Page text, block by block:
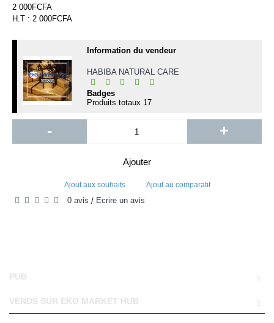
2 000FCFA
H.T : 2 000FCFA
Information du vendeur
HABIBA NATURAL CARE
Badges
Produits totaux 17
- +
Ajouter
Ajout aux souhaits Ajout au comparatif
0 avis / Écrire un avis
PUB
VENDS SUR EKO MARKET HUB